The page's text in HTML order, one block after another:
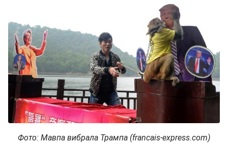
Фото: Мавпа вибрала Трампа (francais-express.com)